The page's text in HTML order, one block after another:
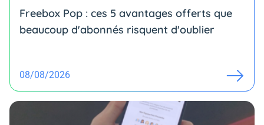
Freebox Pop : ces 5 avantages offerts que
beaucoup d'abonnés risquent d'oublier
08/08/2026